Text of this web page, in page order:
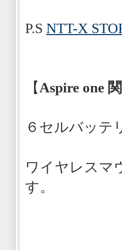
P.S NTT-X
【Aspire one
６セルバッテ
ワイヤレスマ
す。